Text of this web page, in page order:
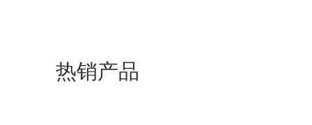
热销产品